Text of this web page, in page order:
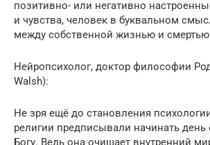
позитивно- или негативно
и чувства, человек в буквальном
между собственной жизнью и
Нейропсихолог, доктор философии
Walsh):
Не зря ещё до становления
религии предписывали начинать день
Богу. Ведь она очищает внутренний